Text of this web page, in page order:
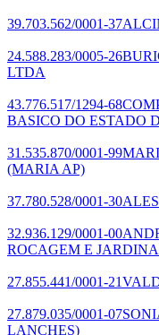
39.703.562/0001-37
24.588.283/0005-26
LTDA
43.776.517/1294-68
BASICO DO ESTADO
31.535.870/0001-99
(MARIA AP)
37.780.528/0001-30
32.936.129/0001-00
ROCAGEM E
27.855.441/0001-21
27.879.035/0001-07
LANCHES)